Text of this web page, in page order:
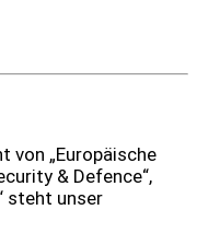
von „Europäische
& Defence“,
steht unser